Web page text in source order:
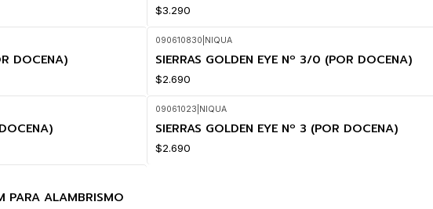
$3.290
DOCENA)
090610830 NIQUA
SIERRAS GOLDEN EYE Nº 3/0 (POR DOCENA)
$2.690
09061023 NIQUA
SIERRAS GOLDEN EYE Nº 3 (POR DOCENA)
$2.690
PARA ALAMBRISMO